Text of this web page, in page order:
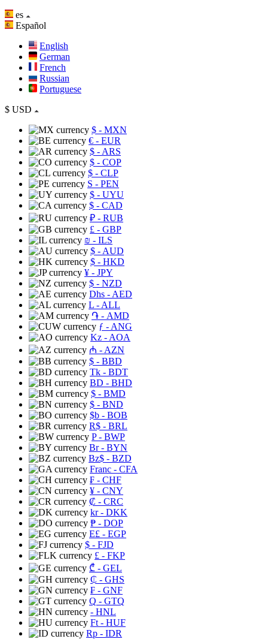
es
Español
English
German
French
Russian
Portuguese
$ USD
$ - MXN
€ - EUR
$ - ARS
$ - COP
$ - CLP
S - PEN
$ - UYU
$ - CAD
₽ - RUB
£ - GBP
₪ - ILS
$ - AUD
$ - HKD
¥ - JPY
$ - NZD
Dhs - AED
L - ALL
֏ - AMD
ƒ - ANG
Kz - AOA
₼ - AZN
$ - BBD
Tk - BDT
BD - BHD
$ - BMD
$ - BND
$b - BOB
R$ - BRL
P- BWP
Br- BYN
Bz$ - BZD
Franc - CFA
₣ - CHF
¥ - CNY
₡ - CRC
kr- DKK
₱ - DOP
E£ - EGP
$ - FJD
£ - FKP
₾ - GEL
₵ - GHS
₣ - GNF
Q - GTQ
- HNL
Ft - HUF
Rp - IDR